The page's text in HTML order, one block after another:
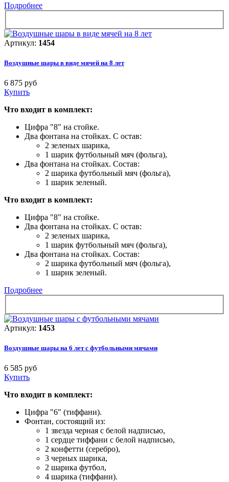
Подробнее
Артикул: 1454
Воздушные шары в виде мячей на 8 лет
6 875 руб
Купить
Что входит в комплект:
Цифра "8" на стойке.
Два фонтана на стойках. С остав:
2 зеленых шарика,
1 шарик футбольный мяч (фольга),
Два фонтана на стойках. Состав:
2 шарика футбольный мяч (фольга),
1 шарик зеленый.
Что входит в комплект:
Цифра "8" на стойке.
Два фонтана на стойках. С остав:
2 зеленых шарика,
1 шарик футбольный мяч (фольга),
Два фонтана на стойках. Состав:
2 шарика футбольный мяч (фольга),
1 шарик зеленый.
Подробнее
Артикул: 1453
Воздушные шары на 6 лет с футбольными мячами
6 585 руб
Купить
Что входит в комплект:
Цифра "6" (тиффани).
Фонтан, состоящий из:
1 звезда черная с белой надписью,
1 сердце тиффани с белой надписью,
2 конфетти (серебро),
3 черных шарика,
2 шарика футбол,
4 шарика (тиффани).